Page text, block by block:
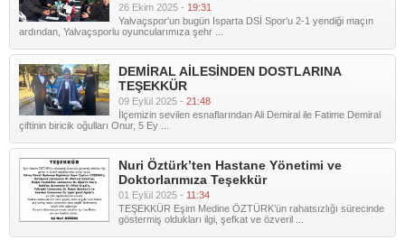
26 Ekim 2025 - 19:31
Yalvaçspor'un bugün Isparta DSİ Spor'u 2-1 yendiği maçın
ardından, Yalvaçsporlu oyuncularımıza şehr ...
DEMİRAL AİLESİNDEN DOSTLARINA
TEŞEKKÜR
09 Eylül 2025 - 21:48
İlçemizin sevilen esnaflarından Ali Demiral ile Fatime Demiral
çiftinin biricik oğulları Onur, 5 Ey ...
Nuri Öztürk’ten Hastane Yönetimi ve
Doktorlarımıza Teşekkür
01 Eylül 2025 - 11:34
TEŞEKKÜR Eşim Medine ÖZTÜRK’ün rahatsızlığı sürecinde
göstermiş oldukları ilgi, şefkat ve özveril ...